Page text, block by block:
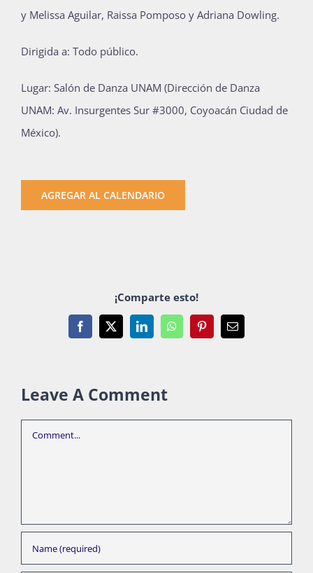
y Melissa Aguilar, Raissa Pomposo y Adriana Dowling.
Dirigida a: Todo público.
Lugar: Salón de Danza UNAM (Dirección de Danza
UNAM: Av. Insurgentes Sur #3000, Coyoacán Ciudad de
México).
AGREGAR AL CALENDARIO
¡Comparte esto!
Facebook
X LinkedInWhatsAppPinterestEmail
Leave A Comment
Comment